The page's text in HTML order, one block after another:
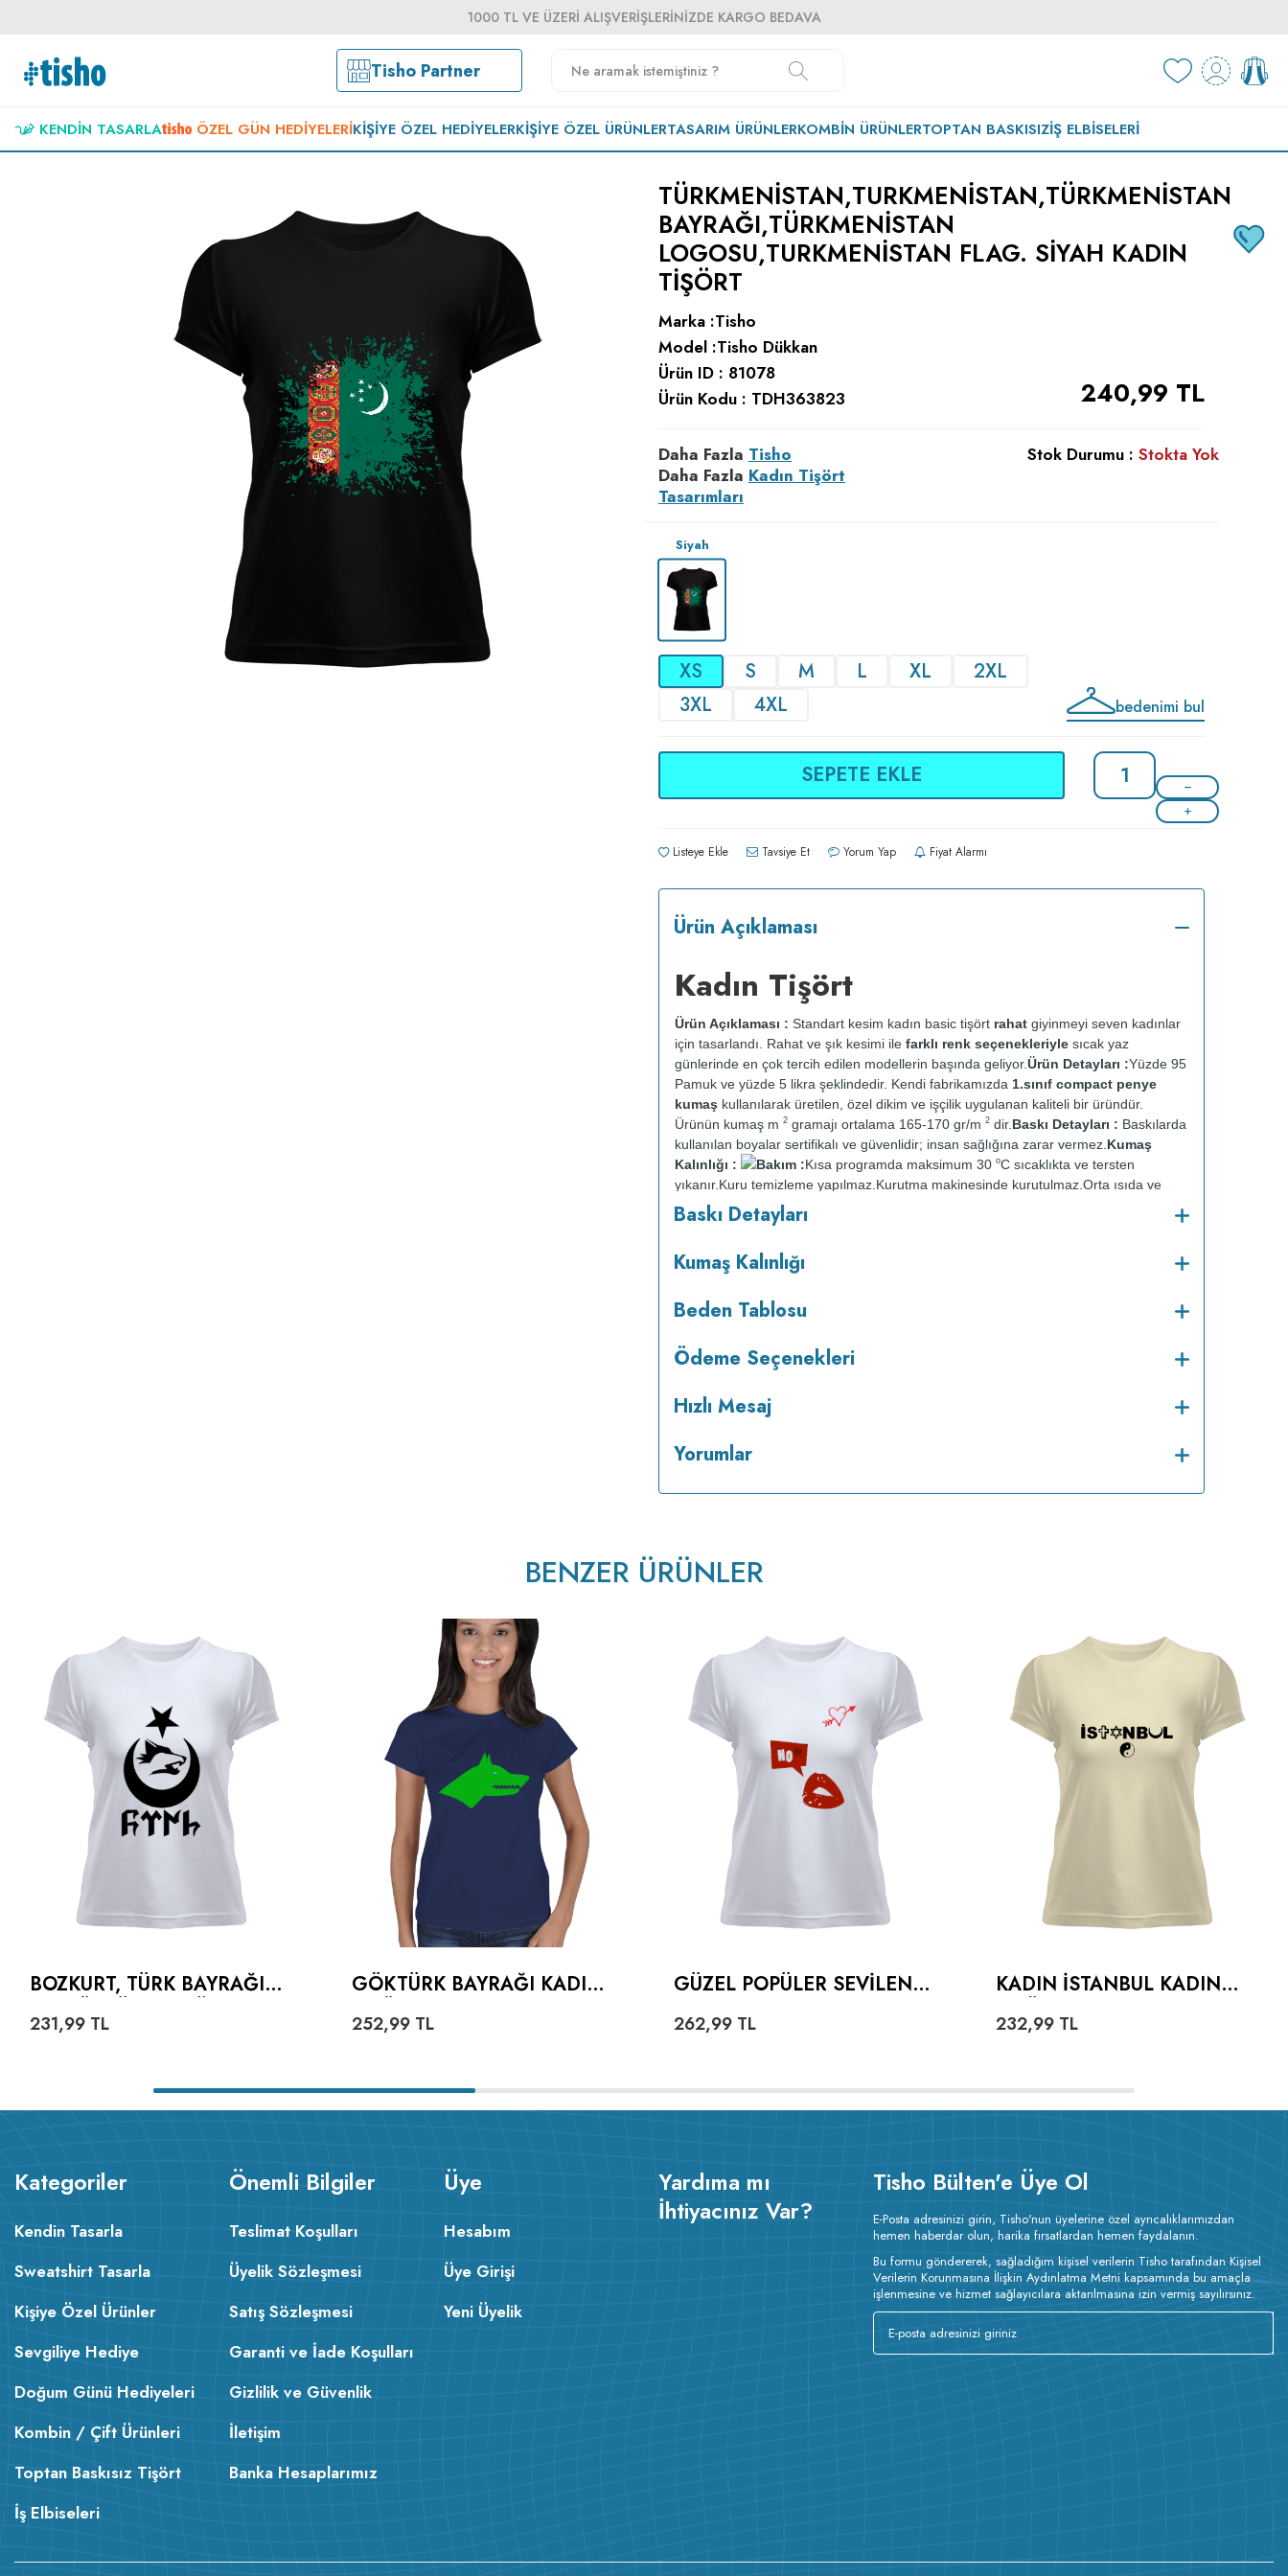
1000 TL VE ÜZERI ALIŞVERIŞLERINIZDE KARGO BEDAVA
Tisho Partner
KENDIN TASARLA ÖZEL GÜN HEDIYELERIKIŞIYE ÖZEL HEDIYELERKIŞIYE ÖZEL ÜRÜNLERTASARIM ÜRÜNLERKOMBIN ÜRÜNLERTOPTAN BASKISIZİŞ ELBISELERI
TÜRKMENISTAN,TURKMENISTAN,TÜRKMENISTAN
BAYRAĞI,TÜRKMENISTAN
LOGOSU,TURKMENISTAN FLAG. SIYAH KADIN
TIŞÖRT
Marka :Tisho
Model :Tisho Dükkan
Ürün ID : 81078
Ürün Kodu : TDH363823 240,99 TL
Daha Fazla Tisho
Daha Fazla Kadın Tişört
Tasarımları
Stok Durumu : Stokta Yok
Siyah
XS S M L XL
2XL
3XL
4XL bedenimi bul
SEPETE EKLE
Listeye Ekle Tavsiye Et Yorum Yap Fiyat Alarmı
Ürün Açıklaması
Kadın Tişört
Ürün Açıklaması : Standart kesim kadın basic tişört rahat giyinmeyi seven kadınlar
için tasarlandı. Rahat ve şık kesimi ile farklı renk seçenekleriyle sıcak yaz
günlerinde en çok tercih edilen modellerin başında geliyor.Ürün Detayları :Yüzde 95
Pamuk ve yüzde 5 likra şeklindedir. Kendi fabrikamızda 1.sınıf compact penye
kumaş kullanılarak üretilen, özel dikim ve işçilik uygulanan kaliteli bir üründür.
Ürünün kumaş m 2 gramajı ortalama 165-170 gr/m 2 dir. Baskı Detayları : Baskılarda
kullanılan boyalar sertifikalı ve güvenlidir; insan sağlığına zarar vermez. Kumaş
Kalınlığı :
Bakım :Kısa programda maksimum 30 oC sıcaklıkta ve tersten
yıkanır. Kuru temizleme yapılmaz. Kurutma makinesinde kurutulmaz. Orta ısıda ve
tersten ütülenir.
Baskı Detayları
Kumaş Kalınlığı
Beden Tablosu
Ödeme Seçenekleri
Hızlı Mesaj
Yorumlar
BENZER ÜRÜNLER
BOZKURT, TÜRK BAYRAĞI
YAZILI KADIN TIŞÖRT
231,99 TL
GÖKTÜRK BAYRAĞI KADIN
252,99 TL
GÜZEL POPÜLER SEVILEN
TIŞÖRT
262,99 TL
KADIN İSTANBUL KADIN
232,99 TL
Kategoriler
Kendin Tasarla
Sweatshirt Tasarla
Kişiye Özel Ürünler
Sevgiliye Hediye
Doğum Günü Hediyeleri
Kombin / Çift Ürünleri
Toptan Baskısız Tişört
İş Elbiseleri
Önemli Bilgiler
Teslimat Koşulları
Üyelik Sözleşmesi
Satış Sözleşmesi
Garanti ve İade Koşulları
Gizlilik ve Güvenlik
İletişim
Banka Hesaplarımız
Üye
Hesabım
Üye Girişi
Yeni Üyelik
Yardıma mı
İhtiyacınız Var?
Tisho Bülten'e Üye Ol
E-Posta adresinizi girin, Tisho'nun üyelerine özel ayrıcalıklarımızdan
hemen haberdar olun, harika fırsatlardan hemen faydalanın.
Bu formu göndererek, sağladığım kişisel verilerin Tisho tarafından Kişisel
Verilerin Korunmasına İlişkin Aydınlatma Metni kapsamında bu amaçla
işlenmesine ve hizmet sağlayıcılara aktarılmasına izin vermiş sayılırsınız.